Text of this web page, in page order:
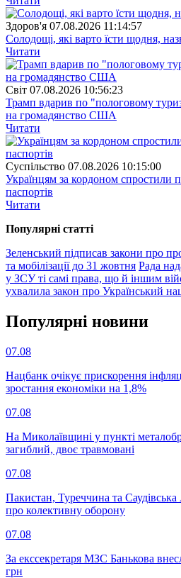
Здоров'я 07.08.2026 11:14:57
Солодощі, які варто їсти щодня,
Читати
Свiт 07.08.2026 10:56:23
Трамп вдарив по "пологовому
на громадянство США
Читати
Суспiльство 07.08.2026 10:15:00
Українцям за кордоном спростили
паспортів
Читати
Популярнi статтi
Зеленський підписав закони про
та мобілізації до 31 жовтня Рада
у ЗСУ ті самі права, що й іншим
ухвалила закон про Український
Популярнi новини
07.08
Нацбанк очікує прискорення
зростання економіки на 1,8%
07.08
На Миколаївщині у пункті
загиблий, двоє травмовані
07.08
Пакистан, Туреччина та
про колективну оборону
07.08
За екссекретаря МЗС Банькова
грн